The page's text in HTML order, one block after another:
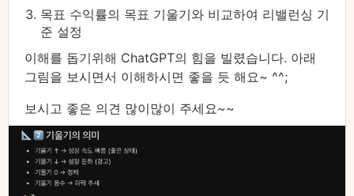
목표 수익률의 목표 기울기와 비교하여 리밸런싱 기
준 설정
이해를 돕기위해 ChatGPT의 힘을 빌렸습니다. 아래
그림을 보시면서 이해하시면 좋을 듯 해요~ ^^;
보시고 좋은 의견 많이많이 주세요~~